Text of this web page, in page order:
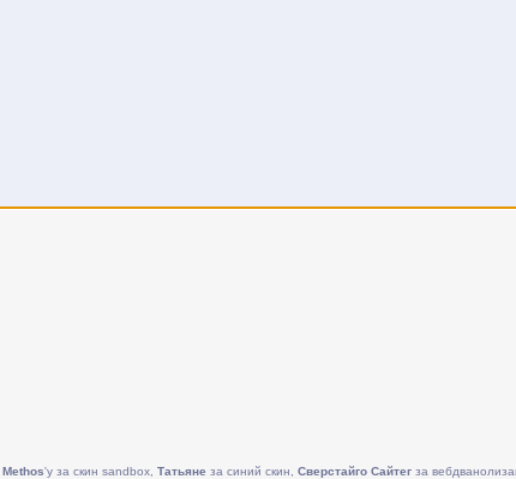
Methos'у за скин sandbox, Татьяне за синий скин, Сверстайго Сайтег за